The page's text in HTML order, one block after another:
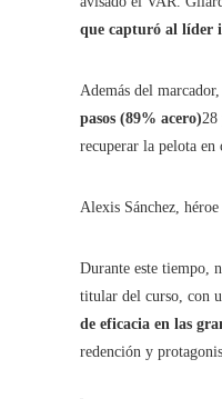
que capturó al líder
Además del
pasos (89% acero)28
recuperar la pelota en
Alexis Sánchez,
Durante este tiempo,
titular del curso, con
de eficacia en las
redención y